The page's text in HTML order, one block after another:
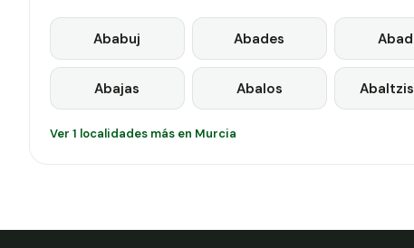
Ababuj Abades
Abajas Abalos
Ver 1 localidades más en Murcia